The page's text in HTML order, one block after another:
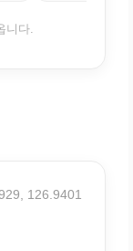
니다.
126.9401